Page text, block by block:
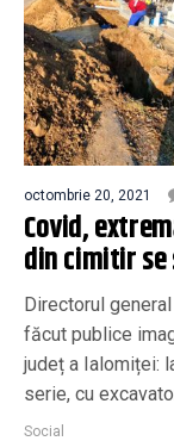
octombrie 20, 2021
Covid,
din cimitir se
Directorul
făcut publice
județ a Ialomiței:
serie, cu
Social